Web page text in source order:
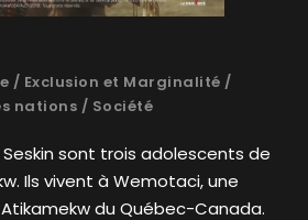
/ Exclusion et Marginalité /
nations / Société
sont trois adolescents de
Ils vivent à Wemotaci, une
du Québec-Canada.